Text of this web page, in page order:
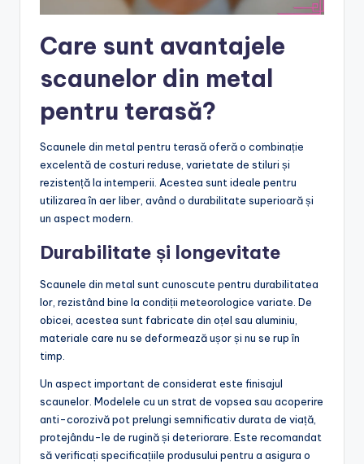
Care sunt avantajele
scaunelor din metal
pentru terasă?
Scaunele din metal pentru terasă oferă o combinație
excelentă de costuri reduse, varietate de stiluri și
rezistență la intemperii. Acestea sunt ideale pentru
utilizarea în aer liber, având o durabilitate superioară și
un aspect modern.
Durabilitate și longevitate
Scaunele din metal sunt cunoscute pentru durabilitatea
lor, rezistând bine la condiții meteorologice variate. De
obicei, acestea sunt fabricate din oțel sau aluminiu,
materiale care nu se deformează ușor și nu se rup în
timp.
Un aspect important de considerat este finisajul
scaunelor. Modelele cu un strat de vopsea sau acoperire
anti-corozivă pot prelungi semnificativ durata de viață,
protejându-le de rugină și deteriorare. Este recomandat
să verificați specificațiile produsului pentru a asigura o